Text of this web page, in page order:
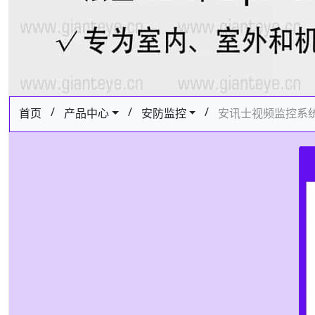
首页 / 产品中心 / 安防监控 / 安讯士视频监控系